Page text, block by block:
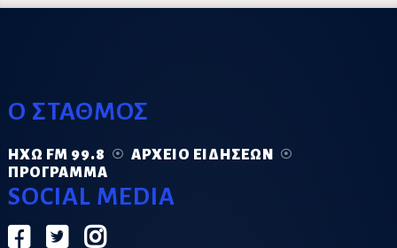
Ο ΣΤΑΘΜΟΣ
ΗΧΏ FM 99.8
ΑΡΧΕΊΟ ΕΙΔΉΣΕΩΝ
ΠΡΌΓΡΑΜΜΑ
SOCIAL MEDIA